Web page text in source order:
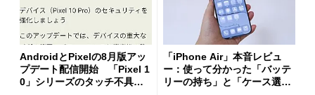
AndroidとPixelの8月版アッ
プデート配信開始 「Pixel 1
0」シリーズのタッチ不具合
「iPhone Air」本音レビュ
ー：使って分かった「バッテ
リーの持ち」と「ケース選